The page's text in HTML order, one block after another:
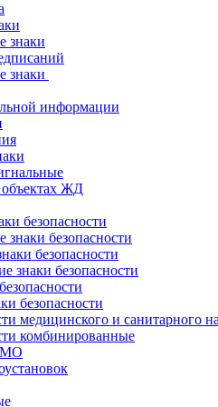
знаки
знаки
информации
объектах ЖД
безопасности
безопасности
безопасности
знаки безопасности
безопасности
медицинского и санитарного
комбинированные